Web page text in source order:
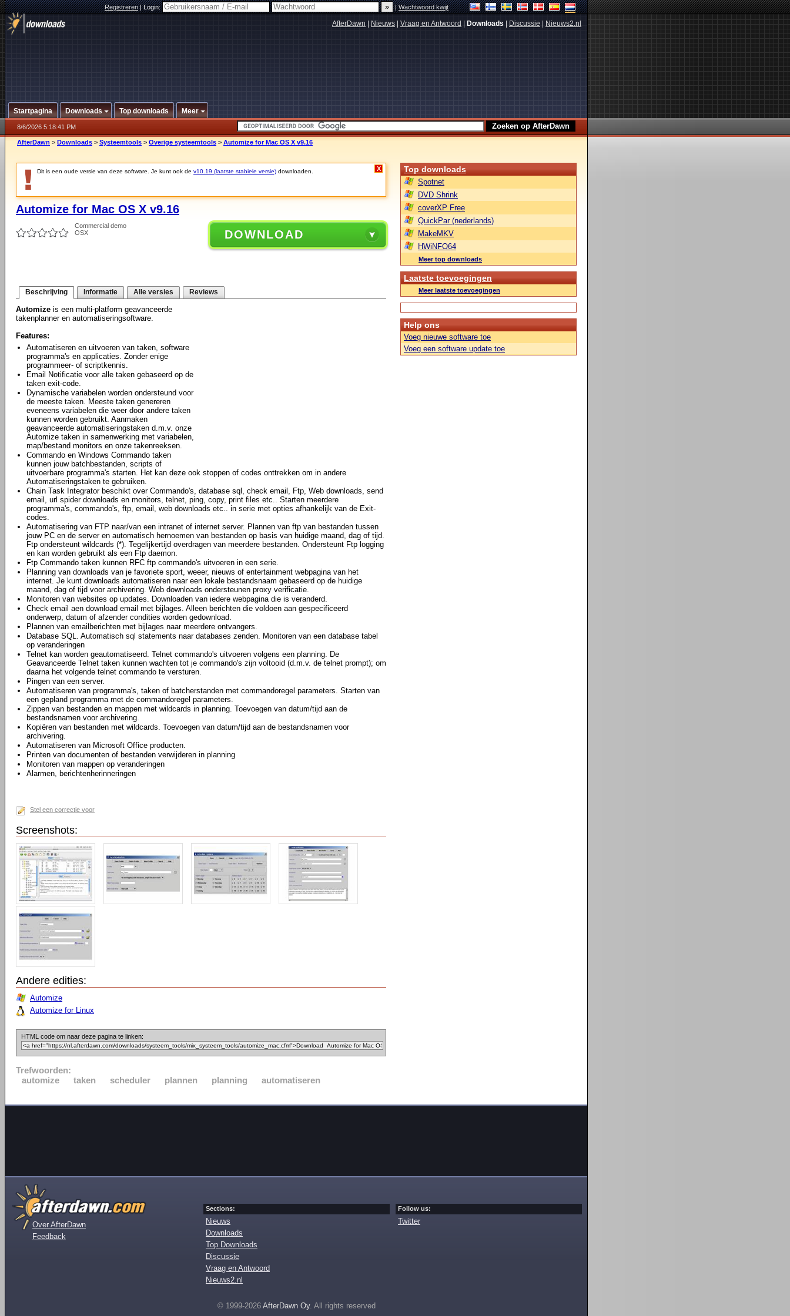
Registreren|Login: |Wachtwoord kwijt
AfterDawn Nieuws Vraag en Antwoord Downloads Discussie Nieuws2.nl
Startpagina Downloads Top downloads Meer
8/6/2026 5:18:41 PM
AfterDawn > Downloads > Systeemtools > Overige systeemtools > Automize for Mac OS X v9.16
Dit is een oude versie van deze software. Je kunt ook de v10.19 (laatste stabiele versie) downloaden. X
Automize for Mac OS X v9.16
Commercial demo
OSX
DOWNLOAD
Beschrijving Informatie Alle versies Reviews
Automize is een multi-platform geavanceerde
takenplanner en automatiseringsoftware.
Features:
Automatiseren en uitvoeren van taken, software
programma's en applicaties. Zonder enige
programmeer- of scriptkennis.
Email Notificatie voor alle taken gebaseerd op de
taken exit-code.
Dynamische variabelen worden ondersteund voor
de meeste taken. Meeste taken genereren
eveneens variabelen die weer door andere taken
kunnen worden gebruikt. Aanmaken
geavanceerde automatiseringstaken d.m.v. onze
Automize taken in samenwerking met variabelen,
map/bestand monitors en onze takenreeksen.
Commando en Windows Commando taken
kunnen jouw batchbestanden, scripts of
uitvoerbare programma's starten. Het kan deze ook stoppen of codes onttrekken om in andere
Automatiseringstaken te gebruiken.
Chain Task Integrator beschikt over Commando's, database sql, check email, Ftp, Web downloads, send
email, url spider downloads en monitors, telnet, ping, copy, print files etc.. Starten meerdere
programma's, commando's, ftp, email, web downloads etc.. in serie met opties afhankelijk van de Exit-
codes.
Automatisering van FTP naar/van een intranet of internet server. Plannen van ftp van bestanden tussen
jouw PC en de server en automatisch hernoemen van bestanden op basis van huidige maand, dag of tijd.
Ftp ondersteunt wildcards (*). Tegelijkertijd overdragen van meerdere bestanden. Ondersteunt Ftp logging
en kan worden gebruikt als een Ftp daemon.
Ftp Commando taken kunnen RFC ftp commando's uitvoeren in een serie.
Planning van downloads van je favoriete sport, weeer, nieuws of entertainment webpagina van het
internet. Je kunt downloads automatiseren naar een lokale bestandsnaam gebaseerd op de huidige
maand, dag of tijd voor archivering. Web downloads ondersteunen proxy verificatie.
Monitoren van websites op updates. Downloaden van iedere webpagina die is veranderd.
Check email aen download email met bijlages. Alleen berichten die voldoen aan gespecificeerd
onderwerp, datum of afzender condities worden gedownload.
Plannen van emailberichten met bijlages naar meerdere ontvangers.
Database SQL. Automatisch sql statements naar databases zenden. Monitoren van een database tabel
op veranderingen
Telnet kan worden geautomatiseerd. Telnet commando's uitvoeren volgens een planning. De
Geavanceerde Telnet taken kunnen wachten tot je commando's zijn voltooid (d.m.v. de telnet prompt); om
daarna het volgende telnet commando te versturen.
Pingen van een server.
Automatiseren van programma's, taken of batcherstanden met commandoregel parameters. Starten van
een gepland programma met de commandoregel parameters.
Zippen van bestanden en mappen met wildcards in planning. Toevoegen van datum/tijd aan de
bestandsnamen voor archivering.
Kopiëren van bestanden met wildcards. Toevoegen van datum/tijd aan de bestandsnamen voor
archivering.
Automatiseren van Microsoft Office producten.
Printen van documenten of bestanden verwijderen in planning
Monitoren van mappen op veranderingen
Alarmen, berichtenherinneringen
Stel een correctie voor
Screenshots:
Andere edities:
Automize
Automize for Linux
HTML code om naar deze pagina te linken:
Trefwoorden:
automize
taken scheduler plannen planning automatiseren
Top downloads
Spotnet
DVD Shrink
coverXP Free
QuickPar (nederlands)
MakeMKV
HWiNFO64
Meer top downloads
Laatste toevoegingen
Meer laatste toevoegingen
Help ons
Voeg nieuwe software toe
Voeg een software update toe
Over AfterDawn
Feedback
Sections:
Nieuws
Downloads
Top Downloads
Discussie
Vraag en Antwoord
Nieuws2.nl
Follow us:
Twitter
© 1999-2026 AfterDawn Oy. All rights reserved